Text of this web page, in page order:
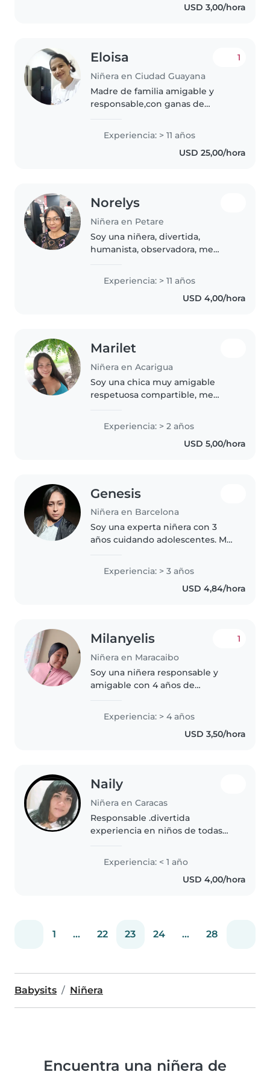
conocimientos y experiencia
USD 3,00/hora
Eloisa
Niñera en Ciudad Guayana
1
Madre de familia amigable y
responsable,con ganas de
familia y prestar servicios,ayudar
a demás personas,tengo muchas
habilidades y destrezas
Experiencia: > 11 años
USD 25,00/hora
Norelys
Niñera en Petare
Soy una niñera, divertida,
humanista, observadora, me
a aprender de los más pequeños
Es encantador enseñarlos y mas
emocionante a aprender como
Experiencia: > 11 años
USD 4,00/hora
Marilet
Niñera en Acarigua
Soy una chica muy amigable
respetuosa compartible, me
adoracion, alos niños ahi que
darle mucho amor y cariño.
Experiencia: > 2 años
USD 5,00/hora
Genesis
Niñera en Barcelona
Soy una experta niñera con 3
años cuidando adolescentes. Me
Me considero responsable y
amigable.
Experiencia: > 3 años
USD 4,84/hora
Milanyelis
Niñera en Maracaibo
1
Soy una niñera responsable y
amigable con 4 años de
preschoolers, niños en edad
escolar y adolescentes. Me
encanta dibujar, leer y hacer
Experiencia: > 4 años
USD 3,50/hora
Naily
Niñera en Caracas
Responsable .divertida
experiencia en niños de todas
clínicas como trabajo en casas
cocinar limpieza ágil
Experiencia: < 1 año
USD 4,00/hora
1 ... 22 23 24 ... 28
Babysits Niñera
Encuentra una niñera de